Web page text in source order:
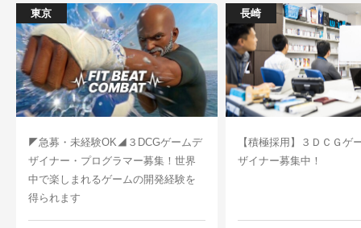
東京
◤急募・未経験OK◢３DCGゲームデ
ザイナー・プログラマー募集！世界
中で楽しまれるゲームの開発経験を
得られます
長崎
【積極採用】３ＤＣＧゲ
ザイナー募集中！